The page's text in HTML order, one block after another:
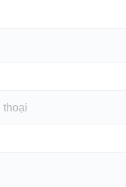
– Siêu chống ẩm
hiệu quả, đồng thời